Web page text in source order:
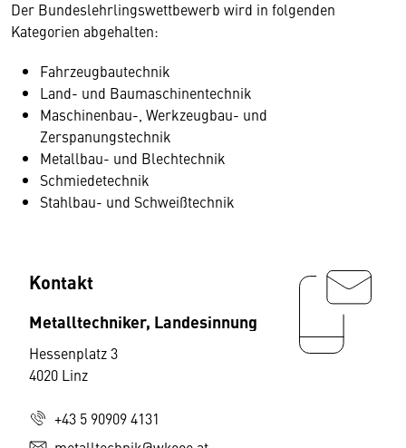
Der Bundeslehrlingswettbewerb wird in folgenden
Kategorien abgehalten:
Fahrzeugbautechnik
Land- und Baumaschinentechnik
Maschinenbau-, Werkzeugbau- und
Zerspanungstechnik
Metallbau- und Blechtechnik
Schmiedetechnik
Stahlbau- und Schweißtechnik
Kontakt
Metalltechniker, Landesinnung
Hessenplatz 3
4020 Linz
+43 5 90909 4131